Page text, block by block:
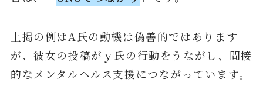
上掲の例はA氏の動機は偽善的ではあります
が、彼女の投稿がｙ氏の行動をうながし、間接
的なメンタルヘルス支援につながっています。